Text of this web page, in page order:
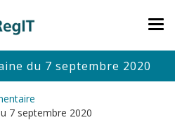
du 7 septembre 2020
7 septembre 2020